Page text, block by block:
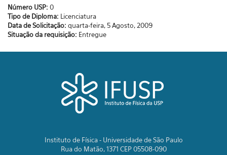
Número USP: 0
Tipo de Diploma: Licenciatura
Data de Solicitação: quarta-feira, 5 Agosto, 2009
Situação da requisição: Entregue
Instituto de Física - Universidade de São Paulo
Rua do Matão, 1371 CEP 05508-090